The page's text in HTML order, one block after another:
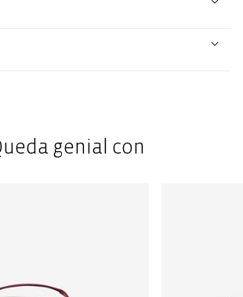
genial con